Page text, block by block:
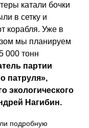
катали бочки
в сетку и
корабля. Уже в
мы планируем
000 тонн
партии
патруля»,
экологического
Нагибин.
подробную